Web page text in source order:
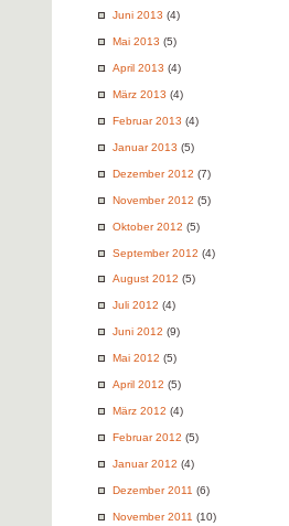
Juni 2013 (4)
Mai 2013 (5)
April 2013 (4)
März 2013 (4)
Februar 2013 (4)
Januar 2013 (5)
Dezember 2012 (7)
November 2012 (5)
Oktober 2012 (5)
September 2012 (4)
August 2012 (5)
Juli 2012 (4)
Juni 2012 (9)
Mai 2012 (5)
April 2012 (5)
März 2012 (4)
Februar 2012 (5)
Januar 2012 (4)
Dezember 2011 (6)
November 2011 (10)